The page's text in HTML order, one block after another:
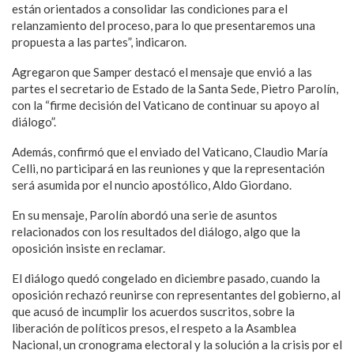
están orientados a consolidar las condiciones para el
relanzamiento del proceso, para lo que presentaremos una
propuesta a las partes”, indicaron.
Agregaron que Samper destacó el mensaje que envió a las
partes el secretario de Estado de la Santa Sede, Pietro Parolín,
con la “firme decisión del Vaticano de continuar su apoyo al
diálogo”.
Además, confirmó que el enviado del Vaticano, Claudio María
Celli, no participará en las reuniones y que la representación
será asumida por el nuncio apostólico, Aldo Giordano.
En su mensaje, Parolín abordó una serie de asuntos
relacionados con los resultados del diálogo, algo que la
oposición insiste en reclamar.
El diálogo quedó congelado en diciembre pasado, cuando la
oposición rechazó reunirse con representantes del gobierno, al
que acusó de incumplir los acuerdos suscritos, sobre la
liberación de políticos presos, el respeto a la Asamblea
Nacional, un cronograma electoral y la solución a la crisis por el